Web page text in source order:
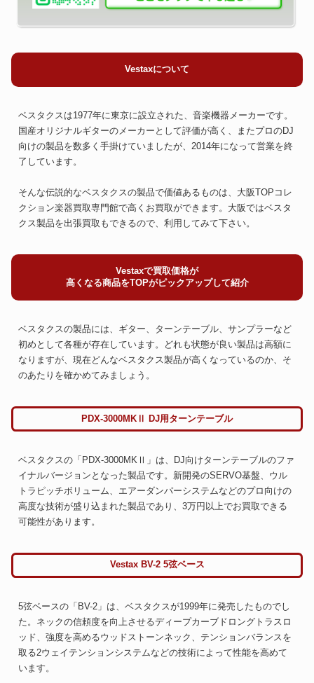
Vestaxについて
ベスタクスは1977年に東京に設立された、音楽機器メーカーです。
国産オリジナルギターのメーカーとして評価が高く、またプロのDJ
向けの製品を数多く手掛けていましたが、2014年になって営業を終
了しています。
そんな伝説的なベスタクスの製品で価値あるものは、大阪TOPコレ
クション楽器買取専門館で高くお買取ができます。大阪ではベスタ
クス製品を出張買取もできるので、利用してみて下さい。
Vestaxで買取価格が
高くなる商品をTOPがピックアップして紹介
ベスタクスの製品には、ギター、ターンテーブル、サンプラーなど
初めとして各種が存在しています。どれも状態が良い製品は高額に
なりますが、現在どんなベスタクス製品が高くなっているのか、そ
のあたりを確かめてみましょう。
PDX-3000MKⅡ DJ用ターンテーブル
ベスタクスの「PDX-3000MKⅡ」は、DJ向けターンテーブルのファ
イナルバージョンとなった製品です。新開発のSERVO基盤、ウル
トラピッチボリューム、エアーダンパーシステムなどのプロ向けの
高度な技術が盛り込まれた製品であり、3万円以上でお買取できる
可能性があります。
Vestax BV-2 5弦ベース
5弦ベースの「BV-2」は、ベスタクスが1999年に発売したものでし
た。ネックの信頼度を向上させるディープカーブドロングトラスロ
ッド、強度を高めるウッドストーンネック、テンションバランスを
取る2ウェイテンションシステムなどの技術によって性能を高めて
います。